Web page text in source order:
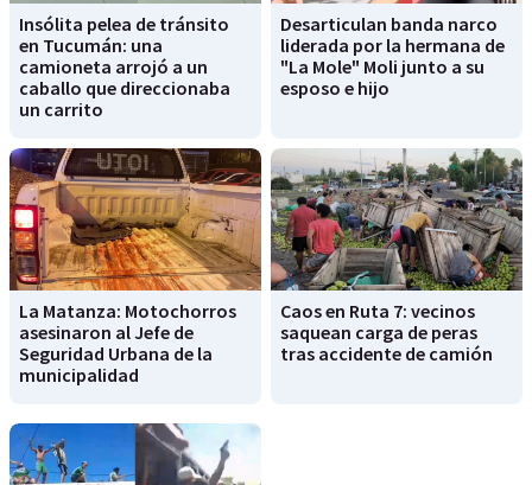
Insólita pelea de tránsito
en Tucumán: una
camioneta arrojó a un
caballo que direccionaba
un carrito
Desarticulan banda narco
liderada por la hermana de
"La Mole" Moli junto a su
esposo e hijo
La Matanza: Motochorros
asesinaron al Jefe de
Seguridad Urbana de la
municipalidad
Caos en Ruta 7: vecinos
saquean carga de peras
tras accidente de camión